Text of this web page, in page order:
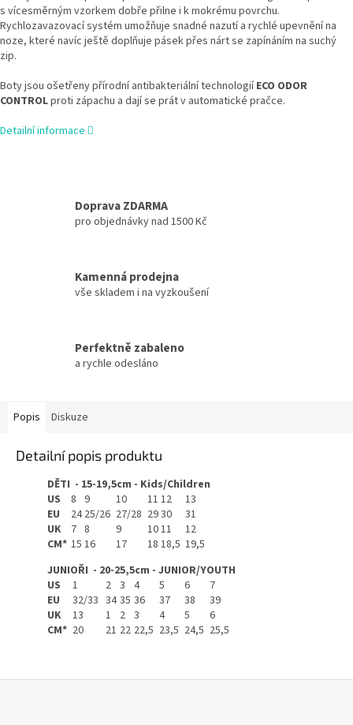
s vícesměrným vzorkem dobře přilne i k mokrému povrchu.
Rychlozavazovací systém umožňuje snadné nazutí a rychlé upevnění na
noze, které navíc ještě doplňuje pásek přes nárt se zapínáním na suchý
zip.
Boty jsou ošetřeny přírodní antibakteriální technologií ECO ODOR
CONTROLproti zápachu a dají se prát v automatické pračce.
Detailní informace
Doprava ZDARMA
pro objednávky nad 1500 Kč
Kamenná prodejna
vše skladem i na vyzkoušení
Perfektně zabaleno
a rychle odesláno
Popis Diskuze
Detailní popis produktu
DĚTI - 15-19,5cm - Kids/Children
US
8 9 10 11 12
13
EU
24 25/26 27/28 2930
31
UK
7 8 9 1011
12
CM* 15 16 17 18 18,5 19,5
JUNIOŘI - 20-25,5cm - JUNIOR/YOUTH
US
1 2 3 4 5 6
7
EU
32/33 34 35 36 37 38
39
UK
13 1 2 3 4 5
6
CM* 20 21 22 22,5 23,5 24,5 25,5